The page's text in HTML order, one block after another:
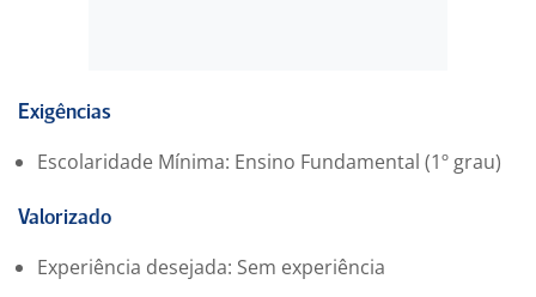
* Ser maior de 18 anos
Exigências
Escolaridade Mínima: Ensino Fundamental (1º grau)
Valorizado
Experiência desejada: Sem experiência